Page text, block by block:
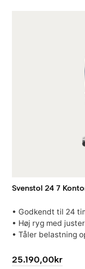
Svenstol 24 7
• Godkendt til 24
• Høj ryg med
• Tåler belastning
25.190,00kr